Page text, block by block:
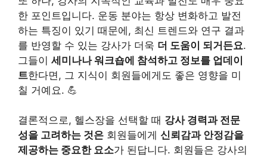
한 포인트입니다. 운동 분야는 항상 변화하고 발전
하는 특징이 있기 때문에, 최신 트렌드와 연구 결과
를 반영할 수 있는 강사가 더욱 더 도움이 되거든요.
그들이 세미나나 워크숍에 참석하고 정보를 업데이
트한다면, 그 지식이 회원들에게도 좋은 영향을 미
칠 거예요. 💪
결론적으로, 헬스장을 선택할 때 강사 경력과 전문
성을 고려하는 것은 회원들에게 신뢰감과 안정감을
제공하는 중요한 요소가 된답니다. 회원들은 강사의